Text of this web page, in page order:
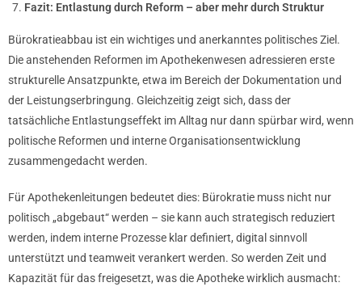
Fazit: Entlastung durch Reform – aber mehr durch Struktur
Bürokratieabbau ist ein wichtiges und anerkanntes politisches Ziel.
Die anstehenden Reformen im Apothekenwesen adressieren erste
strukturelle Ansatzpunkte, etwa im Bereich der Dokumentation und
der Leistungserbringung. Gleichzeitig zeigt sich, dass der
tatsächliche Entlastungseffekt im Alltag nur dann spürbar wird, wenn
politische Reformen und interne Organisationsentwicklung
zusammengedacht werden.
Für Apothekenleitungen bedeutet dies: Bürokratie muss nicht nur
politisch „abgebaut“ werden – sie kann auch strategisch reduziert
werden, indem interne Prozesse klar definiert, digital sinnvoll
unterstützt und teamweit verankert werden. So werden Zeit und
Kapazität für das freigesetzt, was die Apotheke wirklich ausmacht: